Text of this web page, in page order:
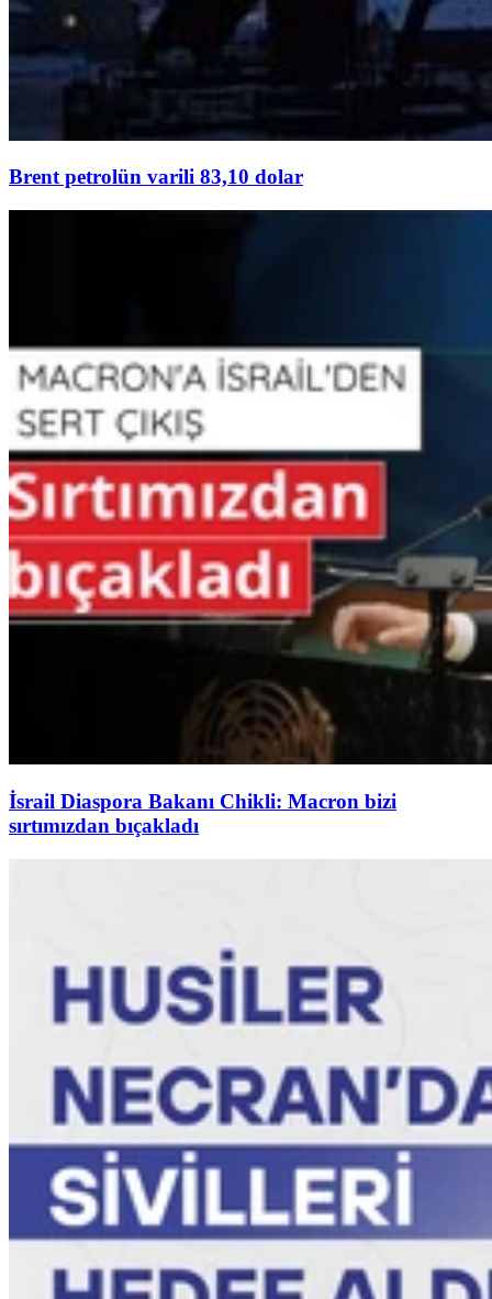
Brent petrolün varili 83,10 dolar
İsrail Diaspora Bakanı Chikli: Macron bizi
sırtımızdan bıçakladı